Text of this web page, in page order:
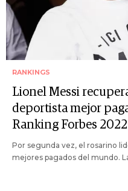
RANKINGS
Lionel Messi
deportista mejor
Ranking Forbes 2022
Por segunda vez, el rosarino
mejores pagados del mundo.